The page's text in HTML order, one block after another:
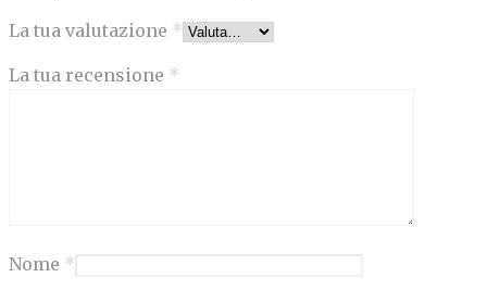
La tua valutazione *
La tua recensione *
Nome *